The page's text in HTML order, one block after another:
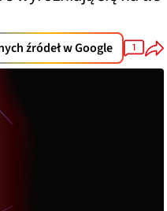
źródeł w Google 1